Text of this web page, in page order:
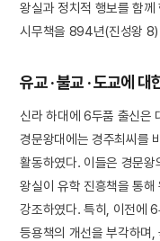
왕실과 정치적 행보를 함
시무책을 894년(진성왕 8)
유교 · 불교 · 도교에
신라 하대에 6두품 출신은
경문왕대에는 경주최씨를
활동하였다. 이들은 경문
왕실이 유학 진흥책을 통
강조하였다. 특히, 이전에
등용책의 개선을 부각하며